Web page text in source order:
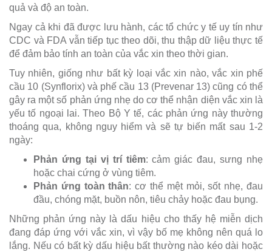
quả và độ an toàn.
Ngay cả khi đã được lưu hành, các tổ chức y tế uy tín như
CDC và FDA vẫn tiếp tục theo dõi, thu thập dữ liệu thực tế
để đảm bảo tính an toàn của vắc xin theo thời gian.
Tuy nhiên, giống như bất kỳ loại vắc xin nào, vắc xin phế
cầu 10 (Synflorix) và phế cầu 13 (Prevenar 13) cũng có thể
gây ra một số phản ứng nhẹ do cơ thể nhận diện vắc xin là
yếu tố ngoại lai. Theo Bộ Y tế, các phản ứng này thường
thoáng qua, không nguy hiểm và sẽ tự biến mất sau 1-2
ngày:
Phản ứng tại vị trí tiêm: cảm giác đau, sưng nhẹ
hoặc chai cứng ở vùng tiêm.
Phản ứng toàn thân: cơ thể mệt mỏi, sốt nhẹ, đau
đầu, chóng mặt, buồn nôn, tiêu chảy hoặc đau bụng.
Những phản ứng này là dấu hiệu cho thấy hệ miễn dịch
đang đáp ứng với vắc xin, vì vậy bố mẹ không nên quá lo
lắng. Nếu có bất kỳ dấu hiệu bất thường nào kéo dài hoặc